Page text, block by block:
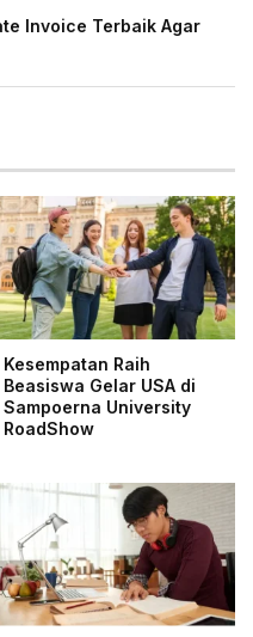
Invoice Terbaik Agar
Kesempatan Raih
Beasiswa Gelar USA di
Sampoerna University
RoadShow